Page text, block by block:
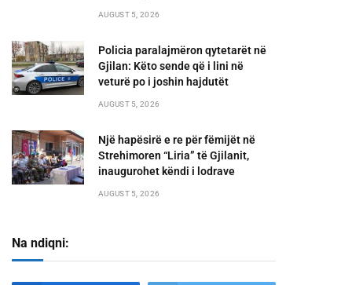
AUGUST 5, 2026
Policia paralajmëron qytetarët në
Gjilan: Këto sende që i lini në
veturë po i joshin hajdutët
AUGUST 5, 2026
Një hapësirë e re për fëmijët në
Strehimoren “Liria” të Gjilanit,
inaugurohet këndi i lodrave
AUGUST 5, 2026
Na ndiqni: